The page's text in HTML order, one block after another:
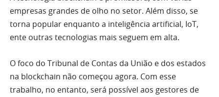
empresas grandes de olho no setor. Além disso, se
torna popular enquanto a inteligência artificial, IoT,
ente outras tecnologias mais seguem em alta.
O foco do Tribunal de Contas da União e dos estados
na blockchain não começou agora. Com esse
trabalho, no entanto, será possível aos gestores de